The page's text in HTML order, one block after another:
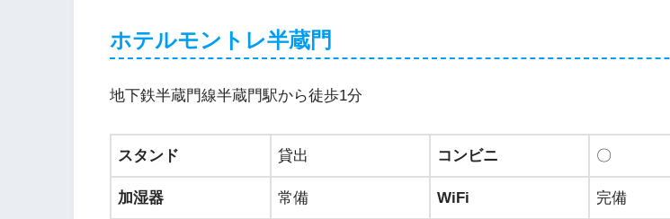
ホテルモントレ半蔵門
地下鉄半蔵門線半蔵門駅から徒歩1分
スタンド 貸出 コンビニ 〇
加湿器 常備 WiFi 完備